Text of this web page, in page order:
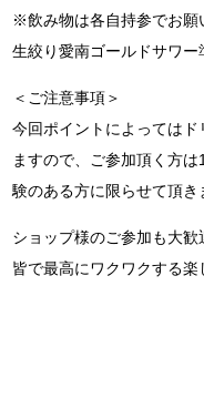
※飲み物は各自持参でお願
生絞り愛南ゴールドサワー
＜ご注意事項＞
今回ポイントによっては
ますので、ご参加頂く方
験のある方に限らせて頂き
ショップ様のご参加も大歓
皆で最高にワクワクする楽